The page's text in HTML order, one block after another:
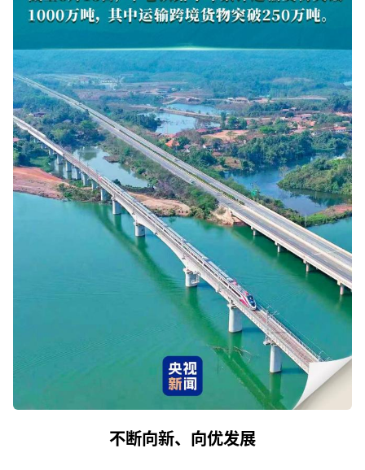
不断向新、向优发展